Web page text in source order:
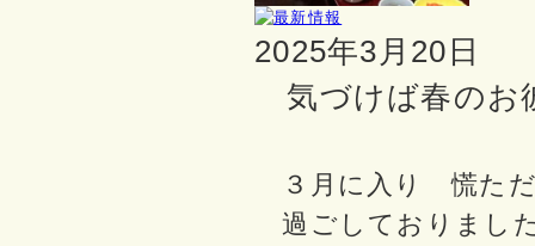
2025年3月20日
気づけば春のお
３月に入り 慌た
過ごしておりまし